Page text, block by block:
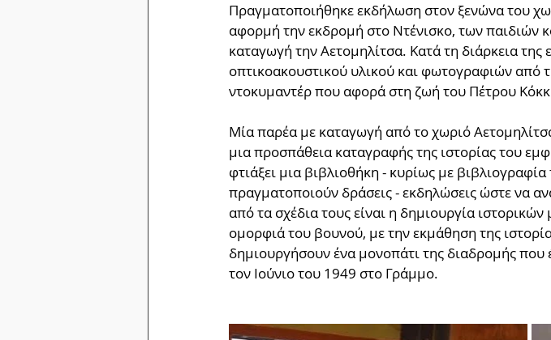
Πραγματοποιήθηκε εκδήλωση στον ξενώνα του
αφορμή την εκδρομή στο Ντένισκο, των παιδιών
καταγωγή την Αετομηλίτσα. Κατά τη διάρκεια
οπτικοακουστικού υλικού και φωτογραφιών από
ντοκυμαντέρ που αφορά στη ζωή του Πέτρου
Μία παρέα με καταγωγή από το χωριό
μια προσπάθεια καταγραφής της ιστορίας του
φτιάξει μια βιβλιοθήκη - κυρίως με
πραγματοποιούν δράσεις - εκδηλώσεις ώστε να
από τα σχέδια τους είναι η δημιουργία
ομορφιά του βουνού, με την εκμάθηση της
δημιουργήσουν ένα μονοπάτι της διαδρομής
τον Ιούνιο του 1949 στο Γράμμο.